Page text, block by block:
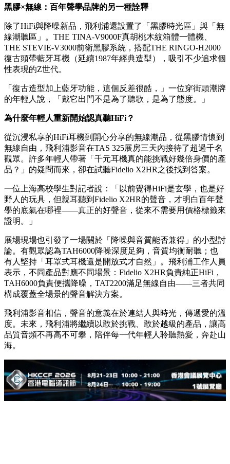
黑膠×無線：百年聲學品牌的另一種詮釋
除了HiFi與降噪新品，飛利浦還設置了「黑膠時光區」與「無
線潮聽區」。THE TINA-V9000F真胡桃木紋箱體一體機、
THE STEVIE-V3000前衛黑膠系統，搭配THE RINGO-H2000
復古頭帶藍牙耳機（延續1987年經典造型），吸引不少追求個
性表現的Z世代。
「復古造型加上藍牙功能，這個反差很酷，」一位穿街頭潮牌
的年輕人說，「戴它出門不是為了聽歌，是為了態度。」
為什麼年輕人重新開始認真聽HiFi？
從沉浸私享的HiFi耳機到開心分享的無線潮品，從黑膠情懷到
無線自由，飛利浦影音在TAS 325展房三天內接待了超過千名
觀眾。許多年輕人帶著「千元耳機真的能挑戰好幾倍身價的產
品？」的疑問而來，卻在試聽Fidelio X2HR之後找到答案。
一位上海高校學生對記者說：「以前覺得HiFi是玄學，也是好
野人的玩具，但親耳聽到Fidelio X2HR的聲音，才明白百年聲
學的底氣在哪裡——真正的好聲音，從來不需要用價格標籤來
證明。」
展場現場也引發了一場關於「降噪與音質能否兼得」的小型討
論。有觀眾認為TAH6000降噪深度足夠，音質均衡耐聽；也
有人堅持「耳罩式耳機還是開放式才自然」。飛利浦工作人員
表示，不同產品對應不同場景：Fidelio X2HR負責純正HiFi，
TAH6000負責便攜降噪，TAT2200滿足無線自由——三者共同
構成覆蓋全場景的聲音解決方案。
飛利浦影音相信，聲音的意義在於連結人與時光，傳遞愛的溫
度。未來，飛利浦將繼續以敢於挑戰、敢於越級的產品，讓高
品質音頻不再高不可攀，陪伴每一代年輕人聆聽熱愛，奔赴山
海。